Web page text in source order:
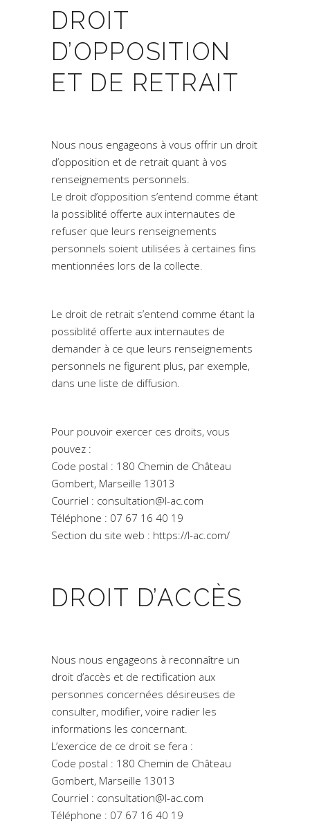
DROIT
D’OPPOSITION
ET DE RETRAIT
Nous nous engageons à vous offrir un droit
d’opposition et de retrait quant à vos
renseignements personnels.
Le droit d’opposition s’entend comme étant
la possiblité offerte aux internautes de
refuser que leurs renseignements
personnels soient utilisées à certaines fins
mentionnées lors de la collecte.
Le droit de retrait s’entend comme étant la
possiblité offerte aux internautes de
demander à ce que leurs renseignements
personnels ne figurent plus, par exemple,
dans une liste de diffusion.
Pour pouvoir exercer ces droits, vous
pouvez :
Code postal : 180 Chemin de Château
Gombert, Marseille 13013
Courriel : consultation@l-ac.com
Téléphone : 07 67 16 40 19
Section du site web : https://l-ac.com/
DROIT D’ACCÈS
Nous nous engageons à reconnaître un
droit d’accès et de rectification aux
personnes concernées désireuses de
consulter, modifier, voire radier les
informations les concernant.
L’exercice de ce droit se fera :
Code postal : 180 Chemin de Château
Gombert, Marseille 13013
Courriel : consultation@l-ac.com
Téléphone : 07 67 16 40 19